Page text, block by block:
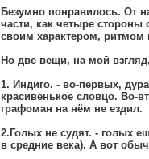
Безумно понравилось. От
части, как четыре стороны
своим характером,
Но две вещи, на мой
1. Индиго. - во-первых,
красивенькое словцо. Во-
графоман на нём не ездил.
2.Голых не судят. - голых
в средние века). А вот